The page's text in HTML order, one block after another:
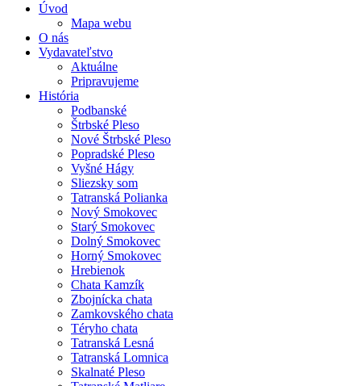
Úvod
Mapa webu
O nás
Vydavateľstvo
Aktuálne
Pripravujeme
História
Podbanské
Štrbské Pleso
Nové Štrbské Pleso
Popradské Pleso
Vyšné Hágy
Sliezsky som
Tatranská Polianka
Nový Smokovec
Starý Smokovec
Dolný Smokovec
Horný Smokovec
Hrebienok
Chata Kamzík
Zbojnícka chata
Zamkovského chata
Téryho chata
Tatranská Lesná
Tatranská Lomnica
Skalnaté Pleso